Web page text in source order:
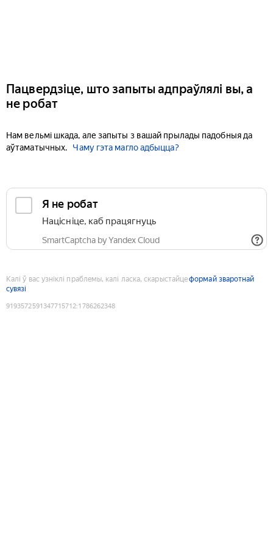
Пацвердзіце, што запыты адпраўлялі вы, а
не робат
Нам вельмі шкада, але запыты з вашай прылады падобныя да
аўтаматычных.
Чаму гэта магло адбыцца?
Я не робат
Націсніце, каб працягнуць
SmartCaptcha by Yandex Cloud
Калі ў вас узніклі праблемы, калі ласка, скарыстайцеформай зваротнай
сувязі
9193572591347715712:1786262348